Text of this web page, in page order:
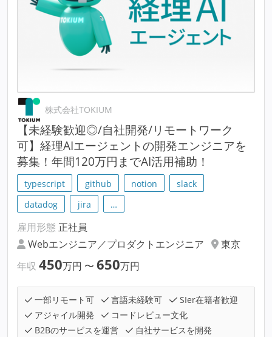
株式会社TOKIUM
【未経験歓迎◎/自社開発/リモートワーク
可】経理AIエージェントの開発エンジニアを
募集！年間120万円までAI活用補助！
typescript github notion
slack
datadog
jira …
雇用形態 正社員
Webエンジニア／プロダクトエンジニア
東京
年収 450万円 〜 650万円
一部リモート可 言語未経験可
SIer在籍者歓迎
アジャイル開発
コードレビュー文化
B2Bのサービスを運営
自社サービスを開発